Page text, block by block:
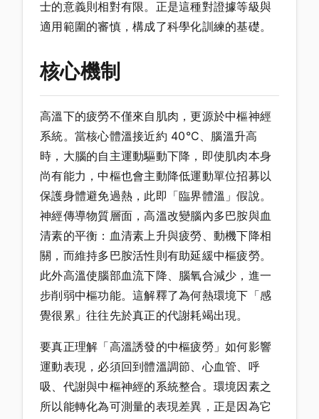
士的意義則相對有限。正是這種對證據等級與
適用範圍的審慎，構成了科學化訓練的基礎。
核心機制
高溫下的疲勞不僅來自肌肉，更源於中樞神經
系統。當核心體溫接近約 40°C、腦溫升高
時，大腦的自主運動驅動下降，即使肌肉本身
尚有能力，中樞也會主動降低運動單位招募以
保護身體避免過熱，此即「臨界體溫」假說。
神經傳導物質層面，高溫改變腦內多巴胺與血
清素的平衡：血清素上升與疲勞、動機下降相
關，而維持多巴胺活性則有助延緩中樞疲勞。
此外高溫使腦部血流下降、腦氧合減少，進一
步削弱中樞功能。這解釋了為何熱環境下「感
覺很累」往往先於真正的代謝耗竭出現。
要真正理解「高溫誘發的中樞疲勞」如何影響
運動表現，必須回到體溫調節、心血管、呼
吸、代謝與中樞神經的系統整合。環境因素之
所以能轉化為可測量的表現差異，正是因為它